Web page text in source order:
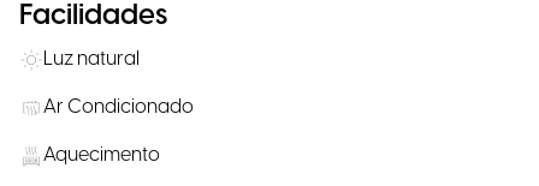
Facilidades
Luz natural
Ar Condicionado
Aquecimento